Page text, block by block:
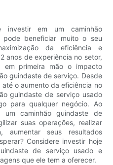
investir em um caminhão
beneficiar muito o seu
da eficiência e
anos de experiência no setor,
em primeira mão o impacto
guindaste de serviço. Desde
o aumento da eficiência no
guindaste de serviço usado
para qualquer negócio. Ao
caminhão guindaste de
suas operações, realizar
seus resultados
Considere investir hoje
de serviço usado e
que ele tem a oferecer.